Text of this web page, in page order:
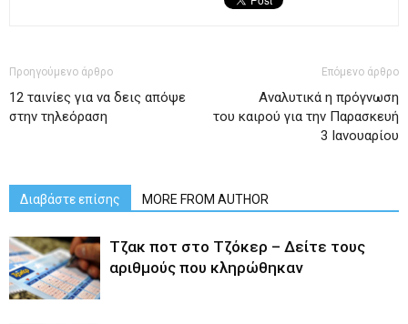
Προηγούμενο άρθρο
12 ταινίες για να δεις απόψε
στην τηλεόραση
Επόμενο άρθρο
Αναλυτικά η πρόγνωση
του καιρού για την Παρασκευή
3 Ιανουαρίου
Διαβάστε επίσης MORE FROM AUTHOR
Tζακ ποτ στο Τζόκερ – Δείτε τους
αριθμούς που κληρώθηκαν